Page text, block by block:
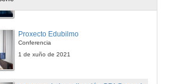
Proxecto Edubilmo
Conferencia
1 de xuño de 2021